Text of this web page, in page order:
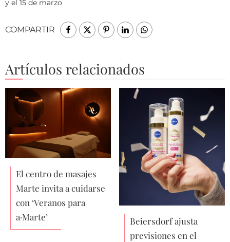
y el 15 de marzo
COMPARTIR
Artículos relacionados
El centro de masajes
Marte invita a cuidarse
con ‘Veranos para
a·Marte’
Beiersdorf ajusta
previsiones en el